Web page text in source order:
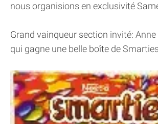
nous organisions en exclusivité
Grand vainqueur section invité:
qui gagne une belle boîte de